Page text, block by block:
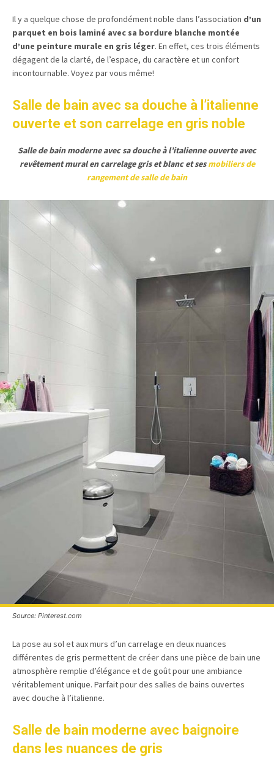
Il y a quelque chose de profondément noble dans l’association d’un
parquet en bois laminé avec sa bordure blanche montée
d’une peinture murale en gris léger. En effet, ces trois éléments
dégagent de la clarté, de l’espace, du caractère et un confort
incontournable. Voyez par vous même!
Salle de bain avec sa douche à l’italienne
ouverte et son carrelage en gris noble
Salle de bain moderne avec sa douche à l’italienne ouverte avec
revêtement mural en carrelage gris et blanc et sesmobiliers de
rangement de salle de bain
Source: Pinterest.com
La pose au sol et aux murs d’un carrelage en deux nuances
différentes de gris permettent de créer dans une pièce de bain une
atmosphère remplie d’élégance et de goût pour une ambiance
véritablement unique. Parfait pour des salles de bains ouvertes
avec douche à l’italienne.
Salle de bain moderne avec baignoire
dans les nuances de gris